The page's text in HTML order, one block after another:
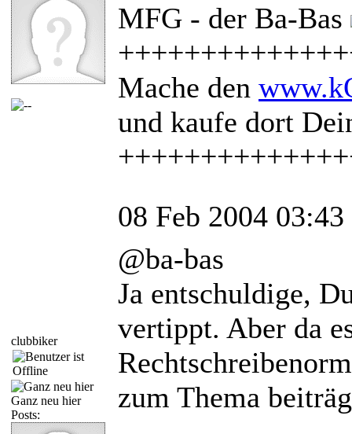
MFG - der Ba-Bas
Mache den
und kaufe dort
clubbiker
Ganz neu hier
Posts:
08 Feb 2004 03:43
@ba-bas
Ja entschuldige,
vertippt. Aber da
zum Thema